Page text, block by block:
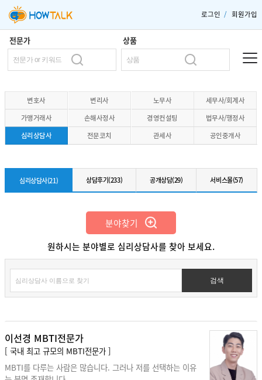
로그인 / 회원가입
전문가 상품
변호사 변리사 노무사
세무사/회계사
가맹거래사
손해사정사 경영컨설팅
법무사/행정사
심리상담사
전문코치 관세사 공인중개사
심리상담사(21) 상담후기(233) 공개상담(29) 서비스몰(57)
분야찾기
원하시는 분야별로 심리상담사를 찾아 보세요.
검색
이선경 MBTI전문가
[ 국내 최고 규모의 MBTI전문가 ]
MBTI를 다루는 사람은 많습니다. 그러나 저를 선택하는 이유